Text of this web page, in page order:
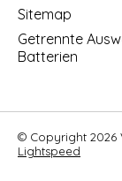
Sitemap
Getrennte
Batterien
© Copyright 2026
Lightspeed